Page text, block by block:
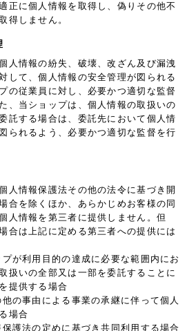
正に個人情報を取得し、偽りその他不
得しません。
人情報の紛失、破壊、改ざん及び漏洩
して、個人情報の安全管理が図られる
の従業員に対し、必要かつ適切な監督
、当ショップは、個人情報の取扱いの
託する場合は、委託先において個人情
られるよう、必要かつ適切な監督を行
人情報保護法その他の法令に基づき開
合を除くほか、あらかじめお客様の同
人情報を第三者に提供しません。但
合は上記に定める第三者への提供には
プが利用目的の達成に必要な範囲内にお
扱いの全部又は一部を委託することに
提供する場合
他の事由による事業の承継に伴って個人
場合
保護法の定めに基づき共同利用する場合